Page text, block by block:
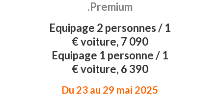
Premium.
Equipage 2 personnes / 1
voiture, 7 090 €
Equipage 1 personne / 1
voiture, 6 390 €
Du 23 au 29 mai 2025